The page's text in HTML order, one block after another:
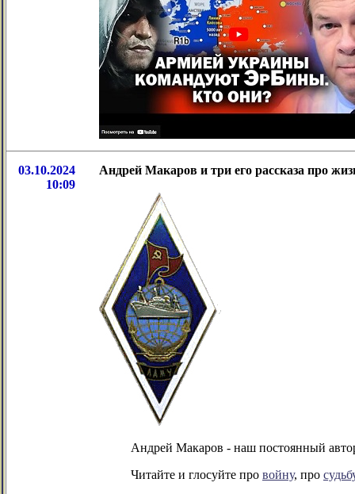
03.10.2024
10:09
Андрей Макаров и три его рассказа про
Андрей Макаров - наш постоянный
Читайте и глосуйте про войну, про